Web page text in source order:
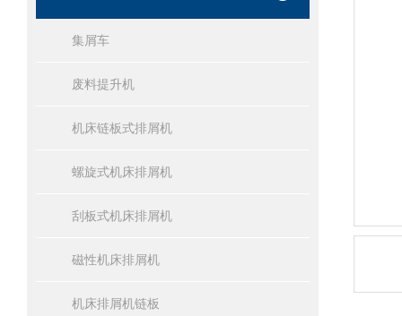
集屑车
废料提升机
机床链板式排屑机
螺旋式机床排屑机
刮板式机床排屑机
磁性机床排屑机
机床排屑机链板